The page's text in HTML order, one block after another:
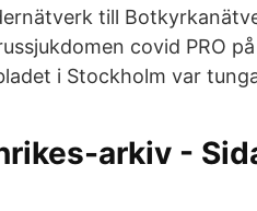
till
covid PRO
i Stockholm var
arkiv -